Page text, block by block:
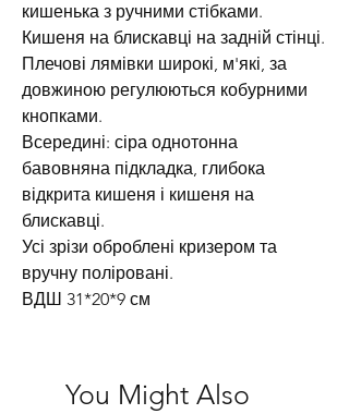
кишенька з ручними стібками.
Кишеня на блискавці на задній стінці.
Плечові лямівки широкі, м'які, за
довжиною регулюються кобурними
кнопками.
Всередині: сіра однотонна
бавовняна підкладка, глибока
відкрита кишеня і кишеня на
блискавці.
Усі зрізи оброблені кризером та
вручну поліровані.
ВДШ 31*20*9 см
You Might Also